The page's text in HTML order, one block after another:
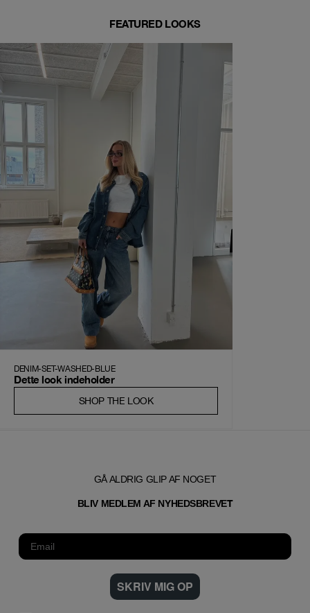
FEATURED LOOKS
DENIM-SET-WASHED-BLUE
Dette look indeholder
SHOP THE LOOK
GÅ ALDRIG GLIP AF NOGET
BLIV MEDLEM AF NYHEDSBREVET
SKRIV MIG OP